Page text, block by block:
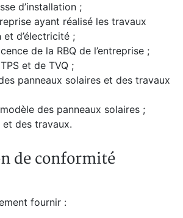
d’installation ;
ayant réalisé les travaux
et d’électricité ;
de la RBQ de l’entreprise ;
et de TVQ ;
panneaux solaires et des travaux
des panneaux solaires ;
et des travaux.
de conformité
fournir :